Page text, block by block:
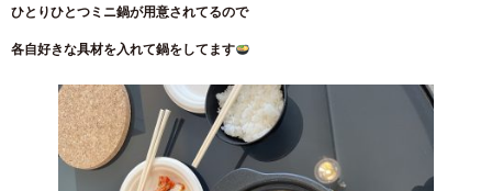
ひとりひとつミニ鍋が用意されてるので
各自好きな具材を入れて鍋をしてます